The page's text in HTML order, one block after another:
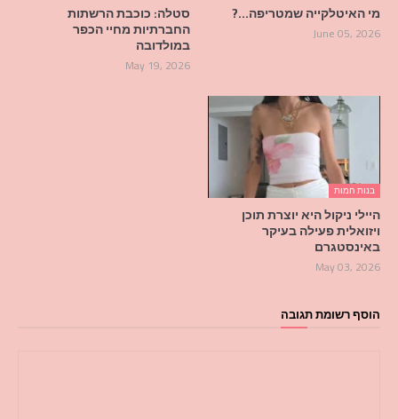
מי האיטלקייה שמטריפה…?
June 05, 2026
סטלה: כוכבת הרשתות
החברתיות מחיי הכפר
במולדובה
May 19, 2026
בנות חמות
היילי ניקול היא יוצרת תוכן
ויזואלית פעילה בעיקר
באינסטגרם
May 03, 2026
הוסף רשומת תגובה